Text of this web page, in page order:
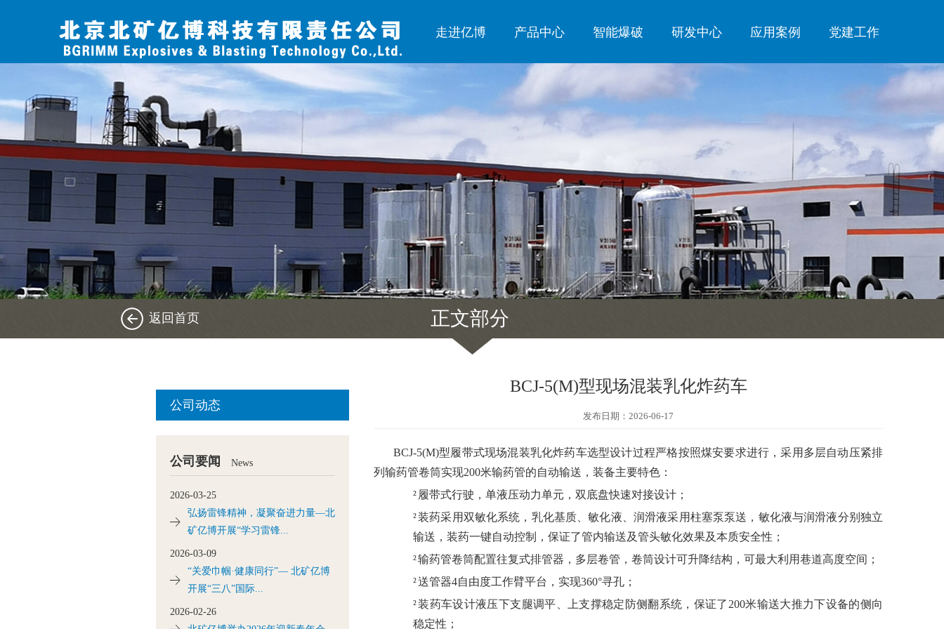
走进亿博 产品中心 智能爆破 研发中心 应用案例 党建工作
返回首页 正文部分
公司动态
公司要闻 News
2026-03-25
弘扬雷锋精神，凝聚奋进力量—北
矿亿博开展“学习雷锋...
2026-03-09
“关爱巾帼·健康同行”— 北矿亿博
开展“三八”国际...
2026-02-26
BCJ-5(M)型现场混装乳化炸药车
发布日期：2026-06-17
BCJ-5(M)型履带式现场混装乳化炸药车选型设计过程严格按照煤安要求进行，采用多层自动压紧排
列输药管卷筒实现200米输药管的自动输送，装备主要特色：
² 履带式行驶，单液压动力单元，双底盘快速对接设计；
²装药采用双敏化系统，乳化基质、敏化液、润滑液采用柱塞泵泵送，敏化液与润滑液分别独立
输送，装药一键自动控制，保证了管内输送及管头敏化效果及本质安全性；
²输药管卷筒配置往复式排管器，多层卷管，卷筒设计可升降结构，可最大利用巷道高度空间；
²送管器4自由度工作臂平台，实现360°寻孔；
²装药车设计液压下支腿调平、上支撑稳定防侧翻系统，保证了200米输送大推力下设备的侧向
稳定性；